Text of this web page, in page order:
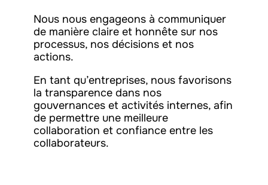
Nous nous engageons à communiquer
de manière claire et honnête sur nos
processus, nos décisions et nos
actions.
En tant qu’entreprises, nous favorisons
la transparence dans nos
gouvernances et activités internes, afin
de permettre une meilleure
collaboration et confiance entre les
collaborateurs.